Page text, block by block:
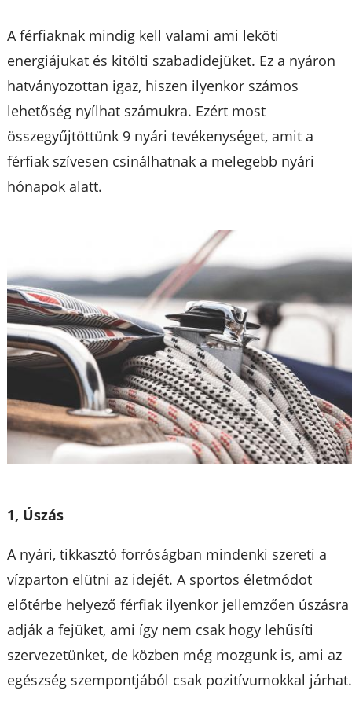
A férfiaknak mindig kell valami ami leköti
energiájukat és kitölti szabadidejüket. Ez a nyáron
hatványozottan igaz, hiszen ilyenkor számos
lehetőség nyílhat számukra. Ezért most
összegyűjtöttünk 9 nyári tevékenységet, amit a
férfiak szívesen csinálhatnak a melegebb nyári
hónapok alatt.
1, Úszás
A nyári, tikkasztó forróságban mindenki szereti a
vízparton elütni az idejét. A sportos életmódot
előtérbe helyező férfiak ilyenkor jellemzően úszásra
adják a fejüket, ami így nem csak hogy lehűsíti
szervezetünket, de közben még mozgunk is, ami az
egészség szempontjából csak pozitívumokkal járhat.